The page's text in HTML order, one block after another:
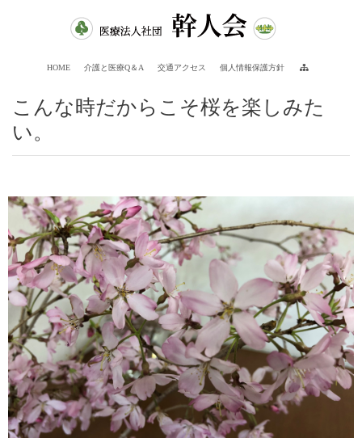
HOME 介護と医療Q＆A 交通アクセス 個人情報保護方針
こんな時だからこそ桜を楽しみた
い。